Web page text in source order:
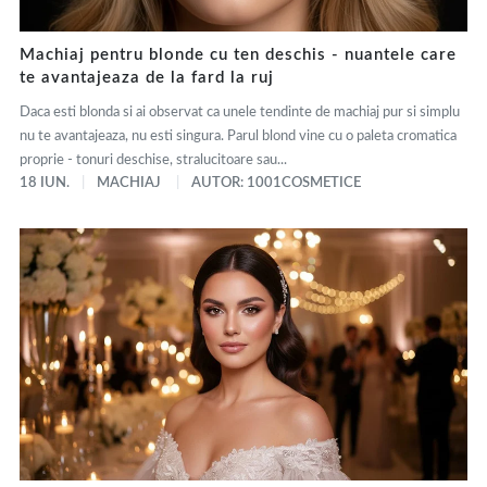
Machiaj pentru blonde cu ten deschis - nuantele care
te avantajeaza de la fard la ruj
Daca esti blonda si ai observat ca unele tendinte de machiaj pur si simplu
nu te avantajeaza, nu esti singura. Parul blond vine cu o paleta cromatica
proprie - tonuri deschise, stralucitoare sau...
18 IUN.
MACHIAJ AUTOR: 1001COSMETICE